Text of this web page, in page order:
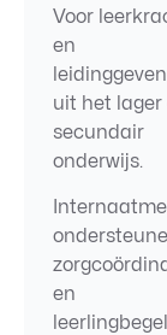
Voor
en
uit het lager
secundair
onderwijs.
en